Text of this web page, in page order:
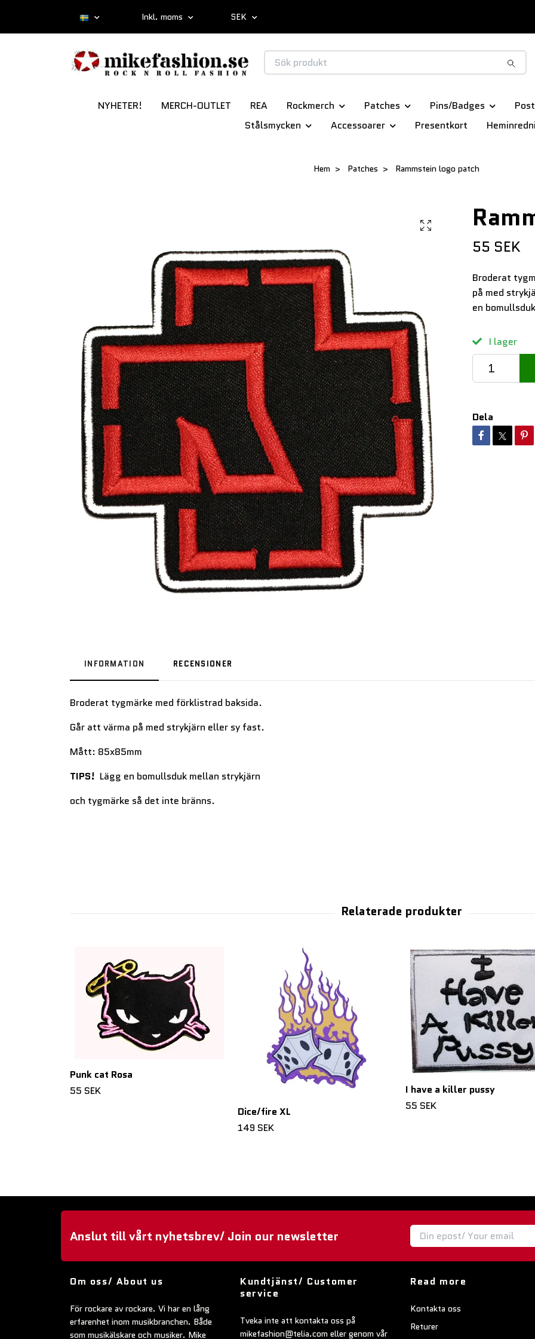
Inkl. moms SEK
NYHETER! MERCH-OUTLET REA Rockmerch Patches Pins/Badges
Stålsmycken
Accessoarer Presentkort
Hem Patches Rammstein logo patch
55 SEK
Broderat
på med
en
I lager
Dela
INFORMATION RECENSIONER
Broderat tygmärke med förklistrad baksida.
Går att värma på med strykjärn eller sy fast.
Mått: 85x85mm
TIPS! Lägg en bomullsduk mellan strykjärn
och tygmärke så det inte bränns.
Punk cat Rosa
55 SEK
Dice/fire XL
149 SEK
I have a killer pussy
55 SEK
Anslut till vårt nyhetsbrev/ Join our newsletter
Om oss/ About us
För rockare av rockare. Vi har en lång
erfarenhet inom musikbranchen. Både
som musikälskare och musiker. Mike
Kundtjänst/ Customer
service
Tveka inte att kontakta oss på
mikefashion@telia.com eller genom vår
Read more
Kontakta oss
Returer